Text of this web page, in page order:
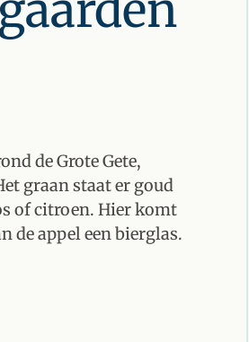
de Grote Gete,
graan staat er goud
of citroen. Hier komt
de appel een bierglas.